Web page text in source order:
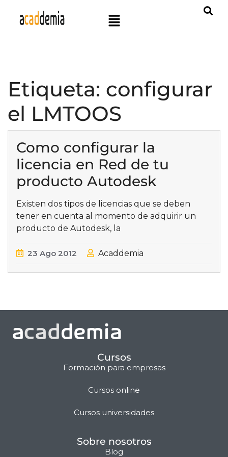
Etiqueta: configurar
el LMTOOS
Como configurar la
licencia en Red de tu
producto Autodesk
Existen dos tipos de licencias que se deben
tener en cuenta al momento de adquirir un
producto de Autodesk, la
23 Ago 2012 Acaddemia
Cursos
Formación para empresas
Cursos online
Cursos universidades
Sobre nosotros
Blog